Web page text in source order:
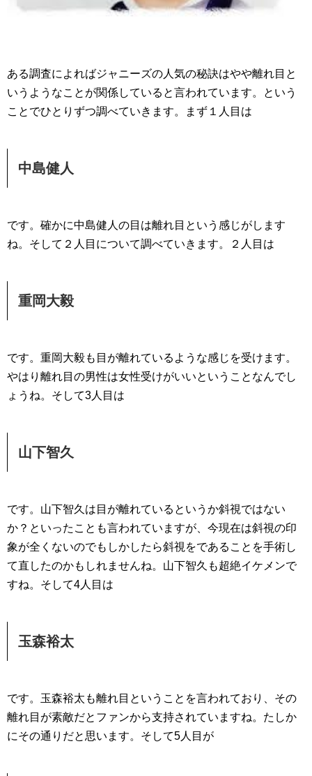
ある調査によればジャニーズの人気の秘訣はやや離れ目と
いうようなことが関係していると言われています。という
ことでひとりずつ調べていきます。まず１人目は
中島健人
です。確かに中島健人の目は離れ目という感じがします
ね。そして２人目について調べていきます。２人目は
重岡大毅
です。重岡大毅も目が離れているような感じを受けます。
やはり離れ目の男性は女性受けがいいということなんでし
ょうね。そして3人目は
山下智久
です。山下智久は目が離れているというか斜視ではない
か？といったことも言われていますが、今現在は斜視の印
象が全くないのでもしかしたら斜視をであることを手術し
て直したのかもしれませんね。山下智久も超絶イケメンで
すね。そして4人目は
玉森裕太
です。玉森裕太も離れ目ということを言われており、その
離れ目が素敵だとファンから支持されていますね。たしか
にその通りだと思います。そして5人目が